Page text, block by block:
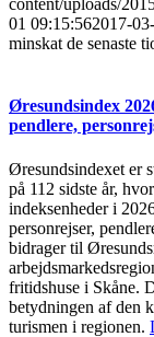
content/uploads/
01 09:15:562017-
minskat de senaste
Øresundsindex
pendlere,
Øresundsindexet er
på 112 sidste år,
indeksenheder i
personrejser,
bidrager til
fritidshuse i Skåne.
betydningen af den
turismen i regionen.